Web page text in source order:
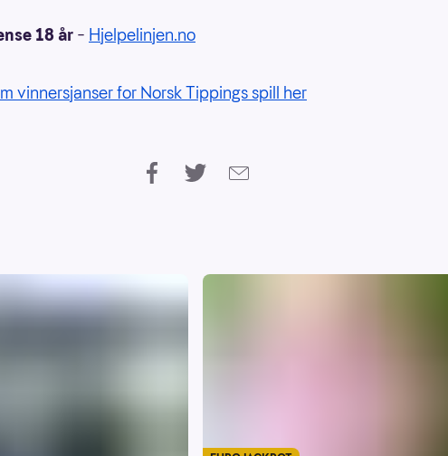
18 år – Hjelpelinjen.no
vinnersjanser for Norsk Tippings spill her